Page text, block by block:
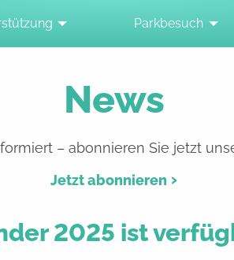
Parkbesuch
News
– abonnieren Sie jetzt
Jetzt abonnieren
2025 ist